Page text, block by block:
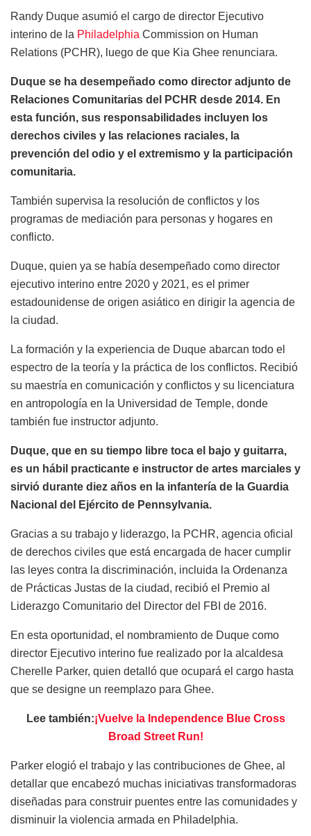
Randy Duque asumió el cargo de director Ejecutivo
interino de la Philadelphia Commission on Human
Relations (PCHR), luego de que Kia Ghee renunciara.
Duque se ha desempeñado como director adjunto de
Relaciones Comunitarias del PCHR desde 2014. En
esta función, sus responsabilidades incluyen los
derechos civiles y las relaciones raciales, la
prevención del odio y el extremismo y la participación
comunitaria.
También supervisa la resolución de conflictos y los
programas de mediación para personas y hogares en
conflicto.
Duque, quien ya se había desempeñado como director
ejecutivo interino entre 2020 y 2021, es el primer
estadounidense de origen asiático en dirigir la agencia de
la ciudad.
La formación y la experiencia de Duque abarcan todo el
espectro de la teoría y la práctica de los conflictos. Recibió
su maestría en comunicación y conflictos y su licenciatura
en antropología en la Universidad de Temple, donde
también fue instructor adjunto.
Duque, que en su tiempo libre toca el bajo y guitarra,
es un hábil practicante e instructor de artes marciales y
sirvió durante diez años en la infantería de la Guardia
Nacional del Ejército de Pennsylvania.
Gracias a su trabajo y liderazgo, la PCHR, agencia oficial
de derechos civiles que está encargada de hacer cumplir
las leyes contra la discriminación, incluida la Ordenanza
de Prácticas Justas de la ciudad, recibió el Premio al
Liderazgo Comunitario del Director del FBI de 2016.
En esta oportunidad, el nombramiento de Duque como
director Ejecutivo interino fue realizado por la alcaldesa
Cherelle Parker, quien detalló que ocupará el cargo hasta
que se designe un reemplazo para Ghee.
Lee también:¡Vuelve la Independence Blue Cross
Broad Street Run!
Parker elogió el trabajo y las contribuciones de Ghee, al
detallar que encabezó muchas iniciativas transformadoras
diseñadas para construir puentes entre las comunidades y
disminuir la violencia armada en Philadelphia.